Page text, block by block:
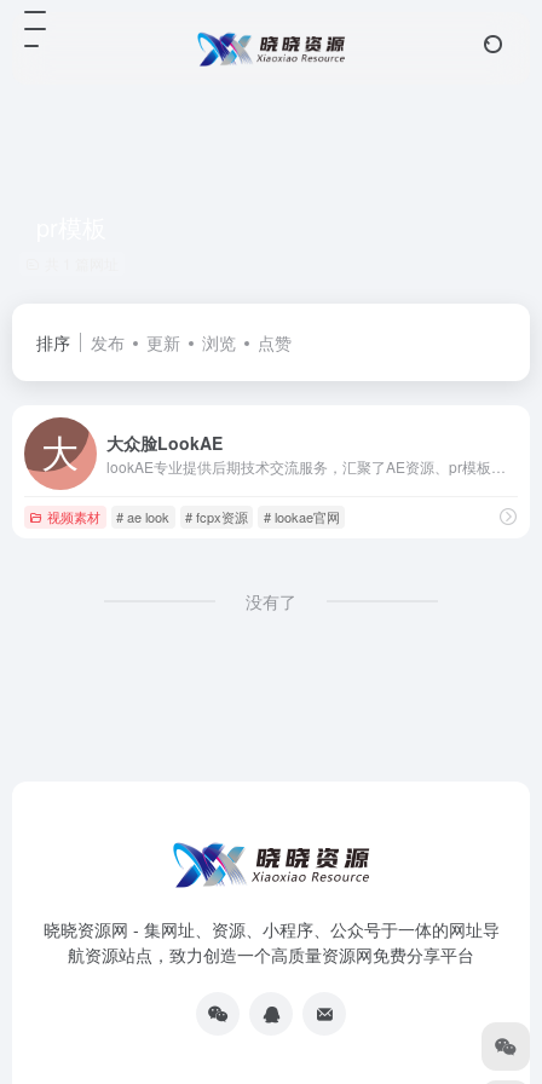
排序 发布 更新 浏览 点赞
大众脸LookAE
视频素材 # ae look # fcpx资源 # lookae官网
没有了
晓晓资源网 - 集网址、资源、小程序、公众号于一体的网址导
航资源站点，致力创造一个高质量资源网免费分享平台